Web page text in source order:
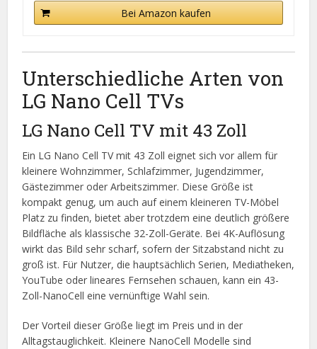
Bei Amazon kaufen
Unterschiedliche Arten von
LG Nano Cell TVs
LG Nano Cell TV mit 43 Zoll
Ein LG Nano Cell TV mit 43 Zoll eignet sich vor allem für
kleinere Wohnzimmer, Schlafzimmer, Jugendzimmer,
Gästezimmer oder Arbeitszimmer. Diese Größe ist
kompakt genug, um auch auf einem kleineren TV-Möbel
Platz zu finden, bietet aber trotzdem eine deutlich größere
Bildfläche als klassische 32-Zoll-Geräte. Bei 4K-Auflösung
wirkt das Bild sehr scharf, sofern der Sitzabstand nicht zu
groß ist. Für Nutzer, die hauptsächlich Serien, Mediatheken,
YouTube oder lineares Fernsehen schauen, kann ein 43-
Zoll-NanoCell eine vernünftige Wahl sein.
Der Vorteil dieser Größe liegt im Preis und in der
Alltagstauglichkeit. Kleinere NanoCell Modelle sind